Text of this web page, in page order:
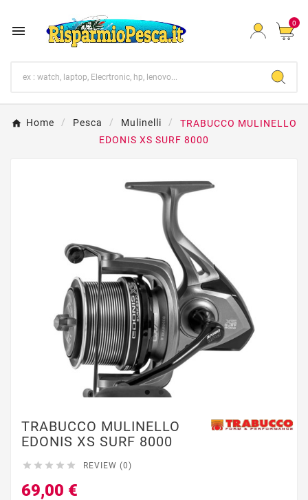
 0
Home Pesca Mulinelli
TRABUCCO MULINELLO
EDONIS XS SURF 8000
TRABUCCO MULINELLO
EDONIS XS SURF 8000
     REVIEW (0)
69,00 €